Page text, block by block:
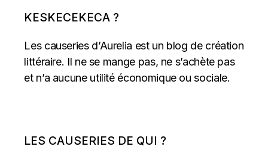
KESKECEKECA ?
Les causeries d’Aurelia est un blog de création
littéraire. Il ne se mange pas, ne s’achète pas
et n’a aucune utilité économique ou sociale.
LES CAUSERIES DE QUI ?